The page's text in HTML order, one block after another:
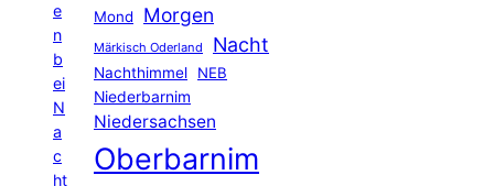
e
n
b
ei
N
a
c
ht
Mond
Morgen
Märkisch Oderland Nacht
Nachthimmel
NEB
Niederbarnim
Niedersachsen
Oberbarnim